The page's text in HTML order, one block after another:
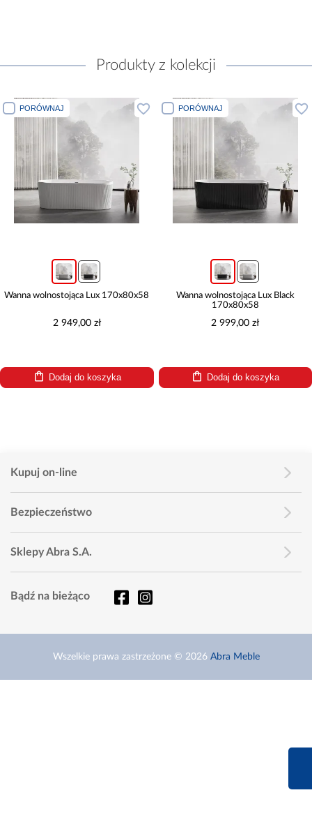
Produkty z kolekcji
PORÓWNAJ
Wanna wolnostojąca Lux 170x80x58
2 949,00 zł
Dodaj do koszyka
PORÓWNAJ
Wanna wolnostojąca Lux Black
170x80x58
2 999,00 zł
Dodaj do koszyka
Kupuj on-line
Bezpieczeństwo
Sklepy Abra S.A.
Bądź na bieżąco
Wszelkie prawa zastrzeżone © 2026 Abra Meble